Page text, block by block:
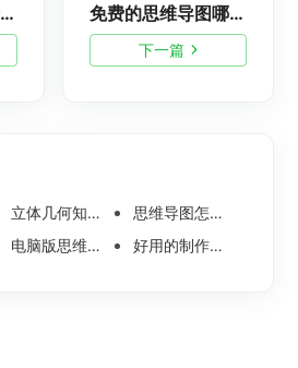
思维导图软件大全：好用的思维导图软件分享
下一篇
免费的思维导图哪个好用?高评分思维导图软件推荐
立体几何知识点思维导图模板分享 思维导图怎么画
思维导图怎么画简单又漂亮 内附精美模板案例分享
电脑版思维导图软件哪个好？可离线编辑的思维导图工具盘点 好用的制作思维导图软件有哪些？五款高分思维导图工具盘点